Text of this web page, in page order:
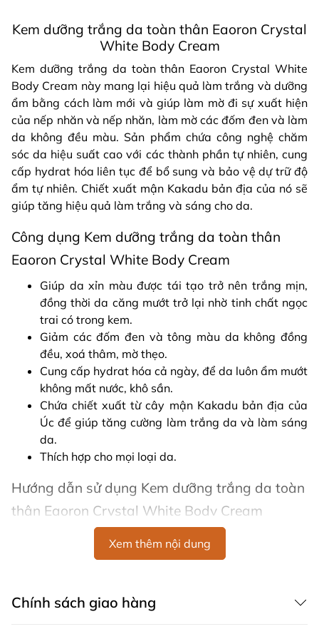
Kem dưỡng trắng da toàn thân Eaoron Crystal
White Body Cream
Kem dưỡng trắng da toàn thân Eaoron Crystal White
Body Cream này mang lại hiệu quả làm trắng và dưỡng
ẩm bằng cách làm mới và giúp làm mờ đi sự xuất hiện
của nếp nhăn và nếp nhăn, làm mờ các đốm đen và làm
da không đều màu. Sản phẩm chứa công nghệ chăm
sóc da hiệu suất cao với các thành phần tự nhiên, cung
cấp hydrat hóa liên tục để bổ sung và bảo vệ dự trữ độ
ẩm tự nhiên. Chiết xuất mận Kakadu bản địa của nó sẽ
giúp tăng hiệu quả làm trắng và sáng cho da.
Công dụng Kem dưỡng trắng da toàn thân
Eaoron Crystal White Body Cream
Giúp da xỉn màu được tái tạo trở nên trắng mịn,
đồng thời da căng mướt trở lại nhờ tinh chất ngọc
trai có trong kem.
Giảm các đốm đen và tông màu da không đồng
đều, xoá thâm, mờ thẹo.
Cung cấp hydrat hóa cả ngày, để da luôn ẩm mướt
không mất nước, khô sần.
Chứa chiết xuất từ cây mận Kakadu bản địa của
Úc để giúp tăng cường làm trắng da và làm sáng
da.
Thích hợp cho mọi loại da.
Hướng dẫn sử dụng Kem dưỡng trắng da toàn
thân Eaoron Crystal White Body Cream
Cho các bạn từ 16 tuổi trở lên. Massage nhẹ nhàng lên
da giúp kem thẩm thấu sâu từ gốc đến ngọn, vừa trắng
Xem thêm nội dung
Chính sách giao hàng